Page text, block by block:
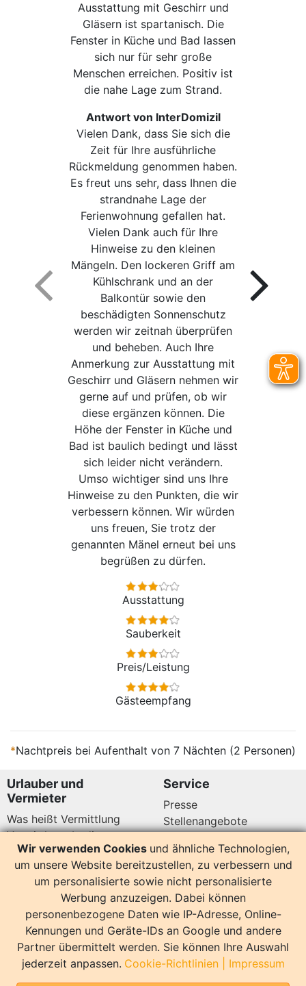
Ausstattung mit Geschirr und
Gläsern ist spartanisch. Die
Fenster in Küche und Bad lassen
sich nur für sehr große
Menschen erreichen. Positiv ist
die nahe Lage zum Strand.
Antwort von InterDomizil
Vielen Dank, dass Sie sich die
Zeit für Ihre ausführliche
Rückmeldung genommen haben.
Es freut uns sehr, dass Ihnen die
strandnahe Lage der
Ferienwohnung gefallen hat.
Vielen Dank auch für Ihre
Hinweise zu den kleinen
Mängeln. Den lockeren Griff am
Kühlschrank und an der
Balkontür sowie den
beschädigten Sonnenschutz
werden wir zeitnah überprüfen
und beheben. Auch Ihre
Anmerkung zur Ausstattung mit
Geschirr und Gläsern nehmen wir
gerne auf und prüfen, ob wir
diese ergänzen können. Die
Höhe der Fenster in Küche und
Bad ist baulich bedingt und lässt
sich leider nicht verändern.
Umso wichtiger sind uns Ihre
Hinweise zu den Punkten, die wir
verbessern können. Wir würden
uns freuen, Sie trotz der
genannten Mänel erneut bei uns
begrüßen zu dürfen.
Ausstattung
Sauberkeit
Preis/Leistung
Gästeempfang
*Nachtpreis bei Aufenthalt von 7 Nächten (2 Personen)
Urlauber und
Vermieter
Was heißt Vermittlung
Vermittlungsbedingungen
Datenschutz
Service
Presse
Stellenangebote
Kundenbewertungen
14158 Bewertungen
Hier sind wir auch
Wir verwenden Cookies und ähnliche Technologien,
um unsere Website bereitzustellen, zu verbessern und
um personalisierte sowie nicht personalisierte
Werbung anzuzeigen. Dabei können
personenbezogene Daten wie IP-Adresse, Online-
Kennungen und Geräte-IDs an Google und andere
Partner übermittelt werden. Sie können Ihre Auswahl
jederzeit anpassen. Cookie-Richtlinien| Impressum